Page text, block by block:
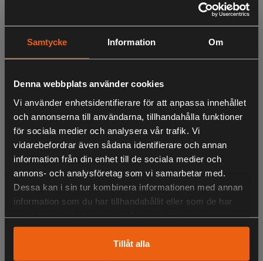
Samtycke Information Om
Denna webbplats använder cookies
Vi använder enhetsidentifierare för att anpassa innehållet
och annonserna till användarna, tillhandahålla funktioner
för sociala medier och analysera vår trafik. Vi
vidarebefordrar även sådana identifierare och annan
information från din enhet till de sociala medier och
annons- och analysföretag som vi samarbetar med.
Dessa kan i sin tur kombinera informationen med annan
information som du har tillhandahållit eller som de har
Tillåt alla
Cub Cadet XT3 QR106
78 995:-